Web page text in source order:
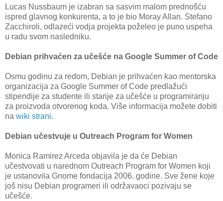
Lucas Nussbaum je izabran sa sasvim malom prednošću
ispred glavnog konkurenta, a to je bio Moray Allan. Stefano
Zacchiroli, odlazeći vodja projekta poželeo je puno uspeha
u radu svom nasledniku.
Debian prihvaćen za učešće na Google Summer of Code
Osmu godinu za redom, Debian je prihvaćen kao mentorska
organizacija za Google Summer of Code predlažući
stipendije za studente ili starije za učešće u programiranju
za proizvoda otvorenog koda. Više informacija možete dobiti
na wiki strani.
Debian učestvuje u Outreach Program for Women
Monica Ramirez Arceda objavila je da će Debian
učestvovati u narednom Outreach Program for Women koji
je ustanovila Gnome fondacija 2006. godine. Sve žene koje
još nisu Debian programeri ili održavaoci pozivaju se
učešće.